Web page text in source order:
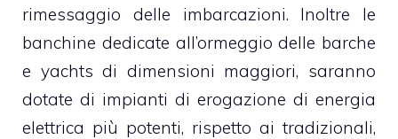
rimessaggio delle imbarcazioni. Inoltre le
banchine dedicate all’ormeggio delle barche
e yachts di dimensioni maggiori, saranno
dotate di impianti di erogazione di energia
elettrica più potenti, rispetto ai tradizionali,